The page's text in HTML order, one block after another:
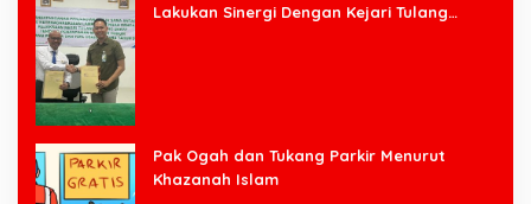
Lakukan Sinergi Dengan Kejari Tulang
Pak Ogah dan Tukang Parkir Menurut
Khazanah Islam